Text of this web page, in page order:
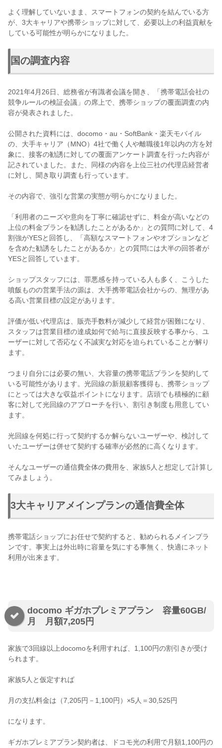
よく理解していないまま、スマートフォンの契約を結んでいる方
が、3大キャリアや携帯ショップに対して、必要以上の利益貢献を
している可能性が明らかになりました。
国の調査内容
2021年4月26日、総務省が有識者会議を開き、「携帯電話会社の
競争ルールの検証会議」の席上で、携帯ショップの覆面調査の内
容が発表されました。
公開された資料には、docomo・au・SoftBank・楽天モバイル
の、大手キャリア（MNO）4社で働く人や離職後1年以内の方を対
象に、接客の勧誘に対しての覆面アンケート調査を行った内容が
記されていました。また、同様の内容を上位三社の代理店経営者
に対し、聞き取り調査も行っています。
その内容で、強引な営業の実態が明らかになりました。
「利用者のニーズや意向を丁寧に確認せずに、料金が高いなどの
上位の料金プランを勧誘したことがあるか」との質問に対して、4
割強がYESと回答し、「高額なスマートフォンやオプションなど
を含めた勧誘をしたことがあるか」との質問には大半の回答者が
YESと回答しています。
ショップスタッフには、罪悪感を持っている人も多く、こうした
噴飯ものの営業手法の源は、大手携帯電話会社からの、無理があ
る高い営業目標の設定があります。
評価が低い代理店は、販売手数料が減少して経営が困難になり、
スタッフは営業目標の達成如何で給与に直接反映する事から、ユ
ーザーに対して否応なく不誠実な対応を迫られていることが解り
ます。
つまり自分には必要の無い、大容量の携帯電話プランを契約して
いる可能性があります。光回線の新規顧客獲得も、携帯ショップ
にとっては大きな収益ポイントになります。店頭でも積極的に顧
客に対して光回線のアプローチを行い、割引き制度も用意してい
ます。
光回線を何処に行って契約するか解らないユーザーや、検討して
いたユーザーは併せて契約する確率が必然的に高くなります。
そんなユーザーの通信費全体の費用を、家族5人と想定して計算し
てみましょう。
3大キャリアメインプランの通信費全体
携帯電話ショップにお任せで契約すると、勧められるメインプラ
ンです。事実上は外出時に容量を気にする事無く、快適にネット
利用が出来ます。
docomo ギガホプレミアプラン 容量60GB/
月 月額7,205円
家族で3回線以上docomoを利用すれば、1,100円の割引きが受け
られます。
家族5人と仮定すれば
月の支払料金は（7,205円－1,100円）×5人＝30,525円
になります。
ギガホプレミアプラン契約者は、ドコモ光の利用で月額1,100円の